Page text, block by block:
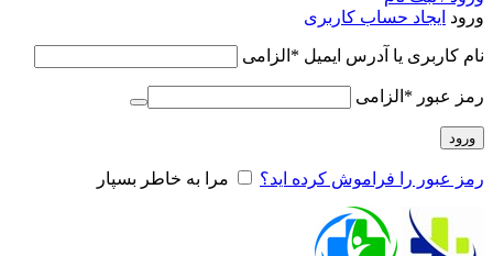
ورود ایجاد حساب کاربری
نام کاربری یا آدرس ایمیل * الزامی
رمز عبور * الزامی
ورود
رمز عبور را فراموش کرده اید؟ مرا به خاطر بسپار